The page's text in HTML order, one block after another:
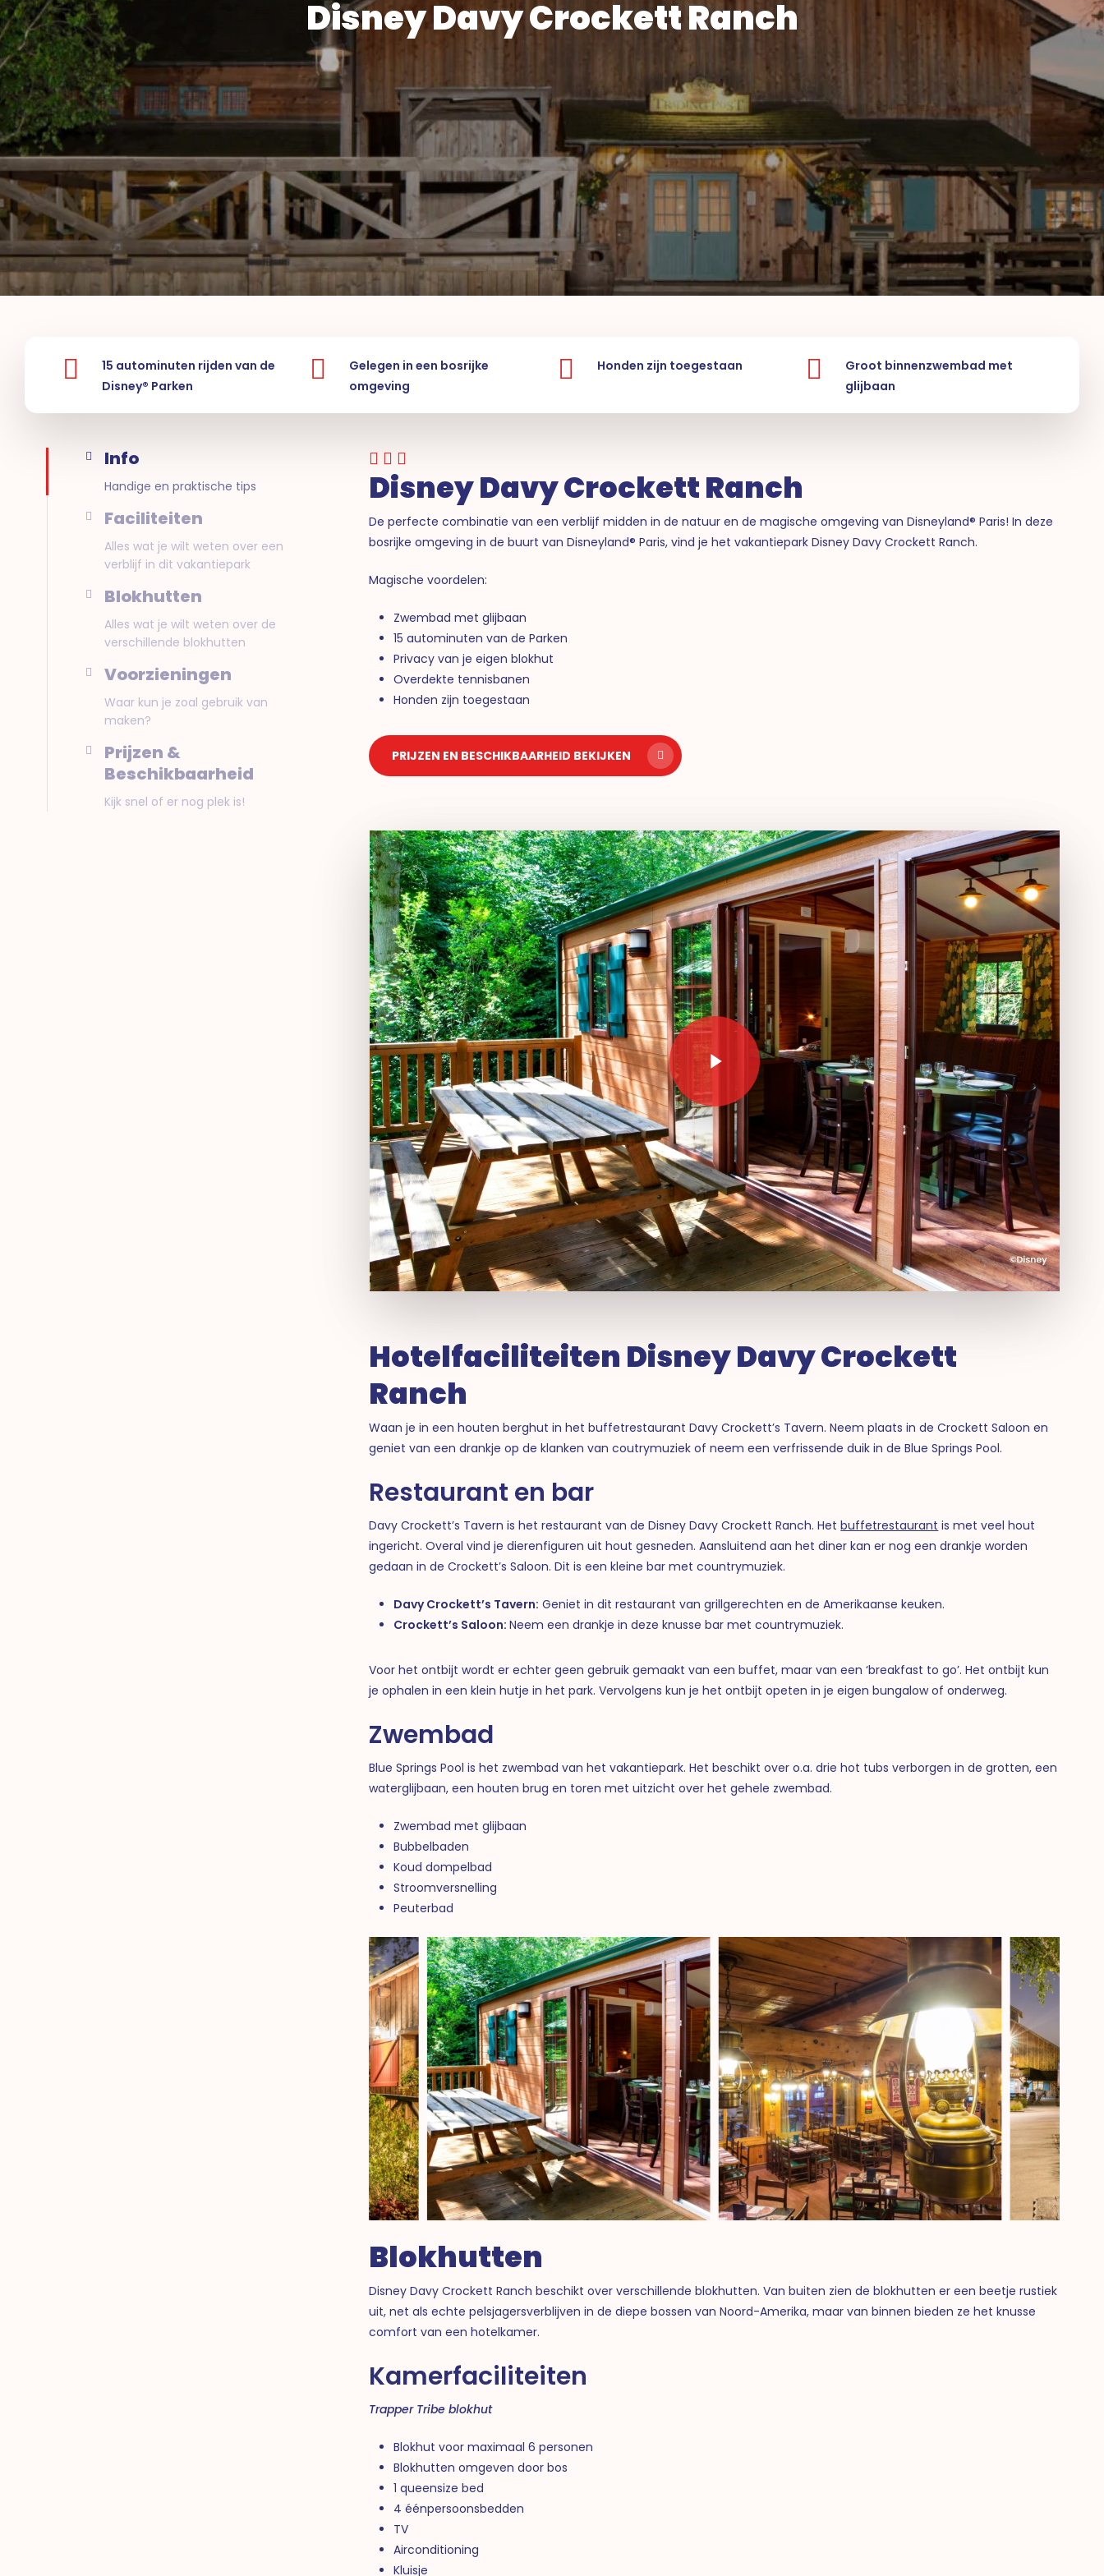
Disney Davy Crockett Ranch
15 autominuten rijden van de
Disney® Parken
Gelegen in een bosrijke
omgeving
Honden zijn toegestaan
Groot binnenzwembad met
glijbaan
Info
Handige en praktische tips
Faciliteiten
Alles wat je wilt weten over een
verblijf in dit vakantiepark
Blokhutten
Alles wat je wilt weten over de
verschillende blokhutten
Voorzieningen
Waar kun je zoal gebruik van
maken?
Prijzen &
Beschikbaarheid
Kijk snel of er nog plek is!
Disney Davy Crockett Ranch
De perfecte combinatie van een verblijf midden in de natuur en de magische omgeving van Disneyland® Paris! In deze
bosrijke omgeving in de buurt van Disneyland® Paris, vind je het vakantiepark Disney Davy Crockett Ranch.
Magische voordelen:
Zwembad met glijbaan
15 autominuten van de Parken
Privacy van je eigen blokhut
Overdekte tennisbanen
Honden zijn toegestaan
PRIJZEN EN BESCHIKBAARHEID BEKIJKEN
Play Video
Play Video
Hotelfaciliteiten Disney Davy Crockett
Ranch
Waan je in een houten berghut in het buffetrestaurant Davy Crockett’s Tavern. Neem plaats in de Crockett Saloon en
geniet van een drankje op de klanken van coutrymuziek of neem een verfrissende duik in de Blue Springs Pool.
Restaurant en bar
Davy Crockett’s Tavern is het restaurant van de Disney Davy Crockett Ranch. Hetbuffetrestaurant is met veel hout
ingericht. Overal vind je dierenfiguren uit hout gesneden. Aansluitend aan het diner kan er nog een drankje worden
gedaan in de Crockett’s Saloon. Dit is een kleine bar met countrymuziek.
Davy Crockett’s Tavern: Geniet in dit restaurant van grillgerechten en de Amerikaanse keuken.
Crockett’s Saloon:Neem een drankje in deze knusse bar met countrymuziek.
Voor het ontbijt wordt er echter geen gebruik gemaakt van een buffet, maar van een ‘breakfast to go’. Het ontbijt kun
je ophalen in een klein hutje in het park. Vervolgens kun je het ontbijt opeten in je eigen bungalow of onderweg.
Zwembad
Blue Springs Pool is het zwembad van het vakantiepark. Het beschikt over o.a. drie hot tubs verborgen in de grotten, een
waterglijbaan, een houten brug en toren met uitzicht over het gehele zwembad.
Zwembad met glijbaan
Bubbelbaden
Koud dompelbad
Stroomversnelling
Peuterbad
Blokhutten
Disney Davy Crockett Ranch beschikt over verschillende blokhutten. Van buiten zien de blokhutten er een beetje rustiek
uit, net als echte pelsjagersverblijven in de diepe bossen van Noord-Amerika, maar van binnen bieden ze het knusse
comfort van een hotelkamer.
Kamerfaciliteiten
Trapper Tribe blokhut
Blokhut voor maximaal 6 personen
Blokhutten omgeven door bos
1 queensize bed
4 éénpersoonsbedden
TV
Airconditioning
Kluisje